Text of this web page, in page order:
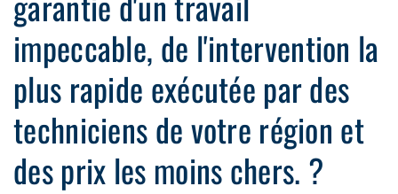
impeccable, de l'intervention la
plus rapide exécutée par des
techniciens de votre région et
des prix les moins chers. ?